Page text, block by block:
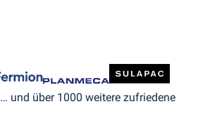
… und über 1000 weitere zufriedene